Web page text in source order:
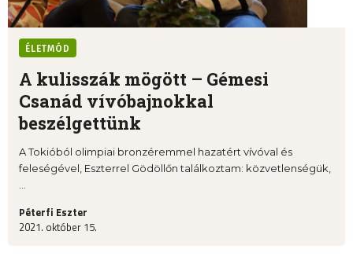
ÉLETMÓD
A kulisszák mögött – Gémesi
Csanád vívóbajnokkal
beszélgettünk
A Tokióból olimpiai bronzéremmel hazatért vívóval és
feleségével, Eszterrel Gödöllőn találkoztam: közvetlenségük,
Péterfi Eszter
2021. október 15.